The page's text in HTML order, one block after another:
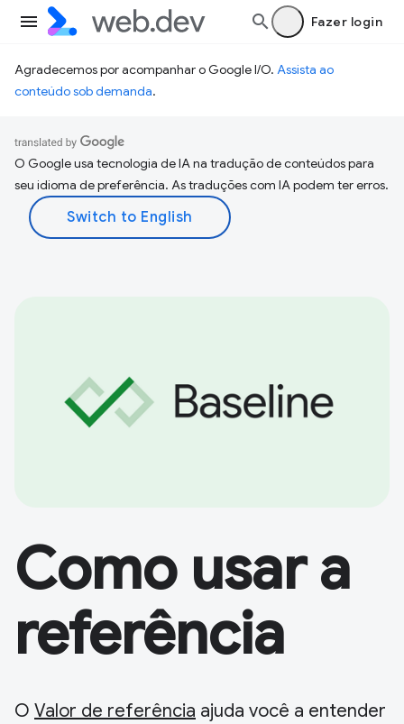
Fazer login
Agradecemos por acompanhar o Google I/O. Assista ao
conteúdo sob demanda.
O Google usa tecnologia de IA na tradução de conteúdos para
seu idioma de preferência. As traduções com IA podem ter erros.
Como usar a
referência
O Valor de referência ajuda você a entender